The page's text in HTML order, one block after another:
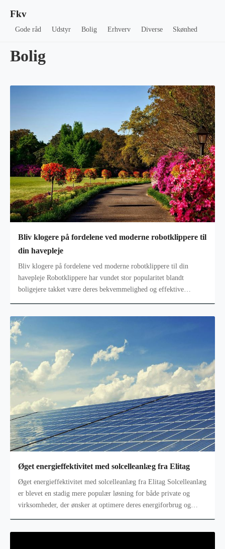
Fkv
Gode råd Udstyr Bolig Erhverv Diverse Skønhed
Bolig
Bliv klogere på fordelene ved moderne robotklippere til
din havepleje
Bliv klogere på fordelene ved moderne robotklippere til din
havepleje Robotklippere har vundet stor popularitet blandt
boligejere takket være deres bekvemmelighed og effektive
Øget energieffektivitet med solcelleanlæg fra Elitag
Øget energieffektivitet med solcelleanlæg fra Elitag Solcelleanlæg
er blevet en stadig mere populær løsning for både private og
virksomheder, der ønsker at optimere deres energiforbrug og